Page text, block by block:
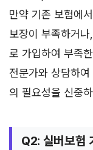
만약 기존 보험에
보장이 부족하거
로 가입하여 부족
전문가와 상담하
의 필요성을 신중
Q2: 실버보험